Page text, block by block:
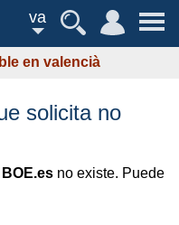
va
en valencià
solicita no
BOE.es no existe. Puede